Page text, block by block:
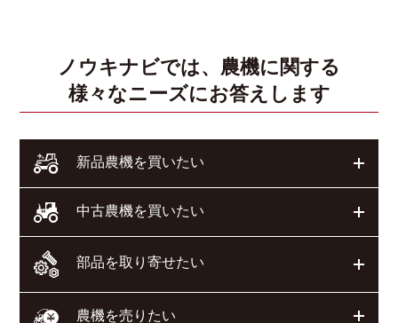
ノウキナビでは、農機に関する
様々なニーズにお答えします
新品農機を買いたい
中古農機を買いたい
部品を取り寄せたい
農機を売りたい